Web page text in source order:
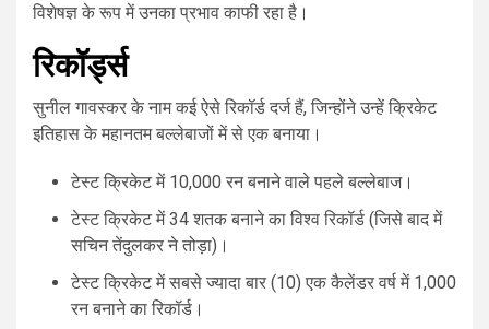
विशेषज्ञ के रूप में उनका प्रभाव काफी रहा है।
रिकॉर्ड्स
सुनील गावस्कर के नाम कई ऐसे रिकॉर्ड दर्ज हैं, जिन्होंने उन्हें क्रिकेट
इतिहास के महानतम बल्लेबाजों में से एक बनाया।
टेस्ट क्रिकेट में 10,000 रन बनाने वाले पहले बल्लेबाज।
टेस्ट क्रिकेट में 34 शतक बनाने का विश्व रिकॉर्ड (जिसे बाद में
सचिन तेंदुलकर ने तोड़ा)।
टेस्ट क्रिकेट में सबसे ज्यादा बार (10) एक कैलेंडर वर्ष में 1,000
रन बनाने का रिकॉर्ड।